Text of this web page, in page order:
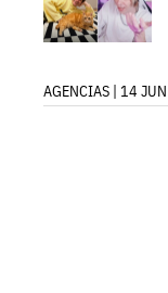
AGENCIAS | 14 JUN